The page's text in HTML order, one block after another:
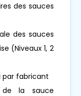
des sauces
des sauces
(Niveaux 1, 2
par fabricant
de la sauce